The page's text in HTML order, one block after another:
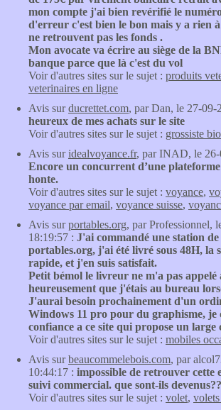
mon compte j'ai bien revérifié le
d'erreur c'est bien le bon mais y a rien
ne retrouvent pas les fonds .
Mon avocate va écrire au siège de la
banque parce que là c'est du vol
Voir d'autres sites sur le sujet : produits
veterinaires en ligne
Avis surducrettet.com, par Dan, le 27-09-
heureux de mes achats sur le site
Voir d'autres sites sur le sujet : grossiste bio
Avis suridealvoyance.fr, par INAD, le 26-
Encore un concurrent d’une
honte.
Voir d'autres sites sur le sujet : voyance,
voyance par email, voyance suisse,
Avis surportables.org, par Professionnel,
18:19:57 : J'ai commandé une station
portables.org, j'ai été livré sous 48H, la
rapide, et j'en suis satisfait.
Petit bémol le livreur ne m'a pas appelé
heureusement que j'étais au bureau
J'aurai besoin prochainement d'un
Windows 11 pro pour du graphisme,
confiance a ce site qui propose un large
Voir d'autres sites sur le sujet : mobiles
Avis surbeaucommelebois.com, par
10:44:17 : impossible de retrouver cette
suivi commercial. que sont-ils
Voir d'autres sites sur le sujet : volet,